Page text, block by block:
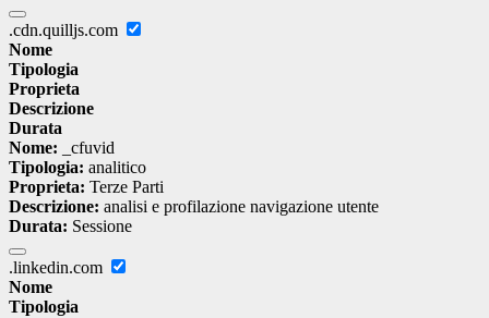
.cdn.quilljs.com
Nome
Tipologia
Proprieta
Descrizione
Durata
Nome: _cfuvid
Tipologia: analitico
Proprieta: Terze Parti
Descrizione: analisi e profilazione navigazione utente
Durata: Sessione
.linkedin.com
Nome
Tipologia